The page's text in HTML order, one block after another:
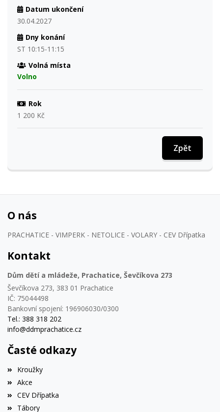
Datum ukončení
30.04.2027
Dny konání
ST 10:15-11:15
Volná místa
Volno
Rok
1 200 Kč
Zpět
O nás
PRACHATICE - VIMPERK - NETOLICE - VOLARY - CEV Dřípatka
Kontakt
Dům dětí a mládeže, Prachatice, Ševčíkova 273
Ševčíkova 273, 383 01 Prachatice
IČ: 75044498
Bankovní spojení: 196906030/0300
Tel.: 388 318 202
info@ddmprachatice.cz
Časté odkazy
Kroužky
Akce
CEV Dřípatka
Tábory